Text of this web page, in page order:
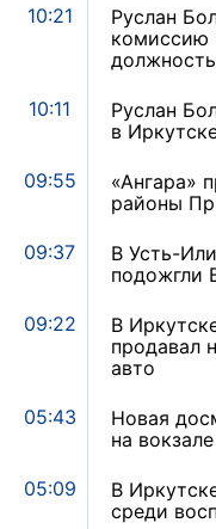
10:21
Руслан
комиссию
10:11
Руслан
в
09:55
«Ангара»
районы
09:37
В Усть-
подожгли
09:22
В
продавал
авто
05:43
Новая
на
05:09
В
среди